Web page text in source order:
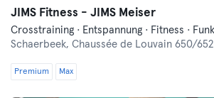
JIMS Fitness - JIMS Meiser
Schaerbeek, Chaussée de Louvain 650/652
Premium Max